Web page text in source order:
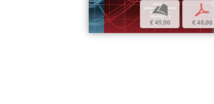
b
€ 45,00
p
€ 45,00